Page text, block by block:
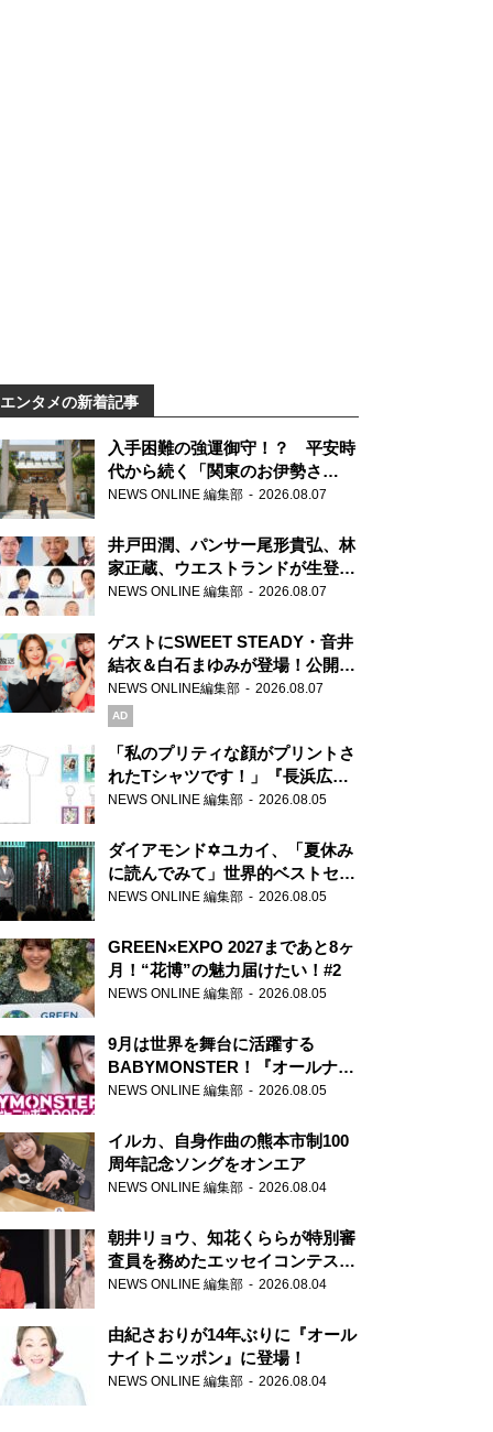
エンタメの新着記事
入手困難の強運御守！？ 平安時
代から続く「関東のお伊勢さ
ま」、芝大神宮にてランパンプス
NEWS ONLINE 編集部 2026.08.07
井戸田潤、パンサー尾形貴弘、林
家正蔵、ウエストランドが生登
場！『ラジオビバリー昼ズ』
NEWS ONLINE 編集部 2026.08.07
ゲストにSWEET STEADY・音井
結衣＆白石まゆみが登場！公開収
録で素顔全開！
NEWS ONLINE編集部 2026.08.07
AD
「私のプリティな顔がプリントさ
れたTシャツです！」『長浜広奈
天下無双』初の番組グッズ発売
NEWS ONLINE 編集部 2026.08.05
ダイアモンド✡ユカイ、「夏休み
に読んでみて」世界的ベストセラ
ー『アナスタシア』を紹介
NEWS ONLINE 編集部 2026.08.05
GREEN×EXPO 2027まであと8ヶ
月！“花博”の魅力届けたい！#2
NEWS ONLINE 編集部 2026.08.05
9月は世界を舞台に活躍する
BABYMONSTER！『オールナイ
トニッポンPODCAST』月替わり
NEWS ONLINE 編集部 2026.08.05
イルカ、自身作曲の熊本市制100
周年記念ソングをオンエア
NEWS ONLINE 編集部 2026.08.04
朝井リョウ、知花くららが特別審
査員を務めたエッセイコンテスト
の特別番組「#いまあなたに伝え
NEWS ONLINE 編集部 2026.08.04
由紀さおりが14年ぶりに『オール
ナイトニッポン』に登場！
NEWS ONLINE 編集部 2026.08.04